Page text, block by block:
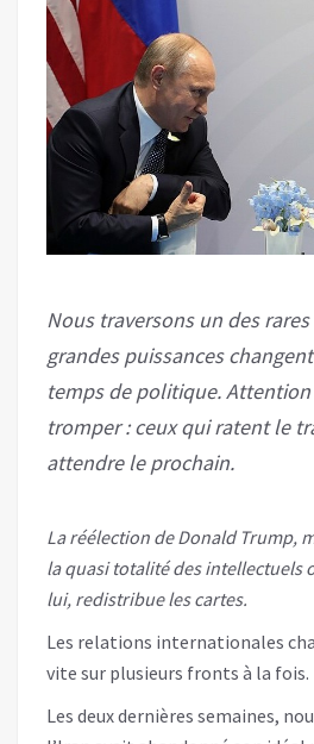
Nous traversons un des
grandes puissances
temps de politique. Attention
tromper : ceux qui ratent le
attendre le prochain.
La réélection de Donald Trump,
la quasi totalité des intellectuels
lui, redistribue les cartes.
Les relations internationales
vite sur plusieurs fronts à la fois.
Les deux dernières semaines,